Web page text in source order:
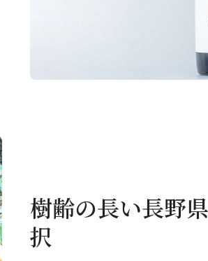
樹齢の長い長野
択